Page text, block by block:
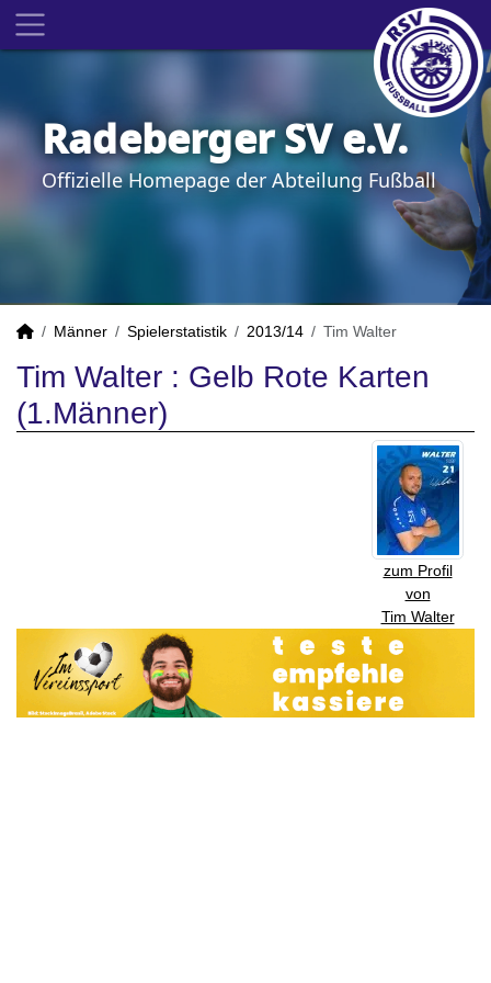
Radeberger SV e.V.
Offizielle Homepage der Abteilung Fußball
Männer Spielerstatistik 2013/14 Tim Walter
Tim Walter : Gelb Rote Karten
(1.Männer)
zum Profil
von
Tim Walter